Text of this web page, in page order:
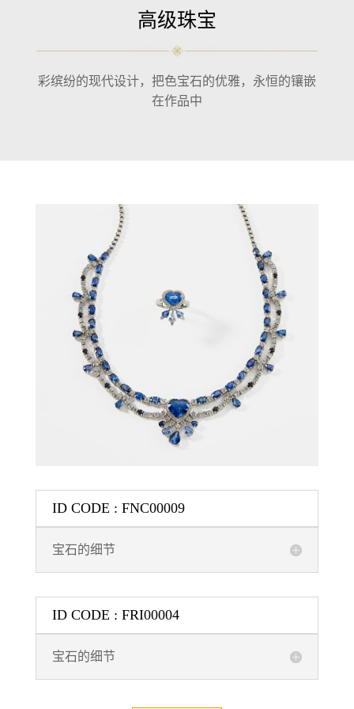
高级珠宝
彩缤纷的现代设计，把色宝石的优雅，永恒的镶嵌
在作品中
ID CODE : FNC00009
宝石的细节
ID CODE : FRI00004
宝石的细节